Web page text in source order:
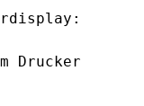
Drucker